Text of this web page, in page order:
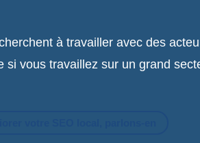
à travailler avec des
vous travaillez sur un grand